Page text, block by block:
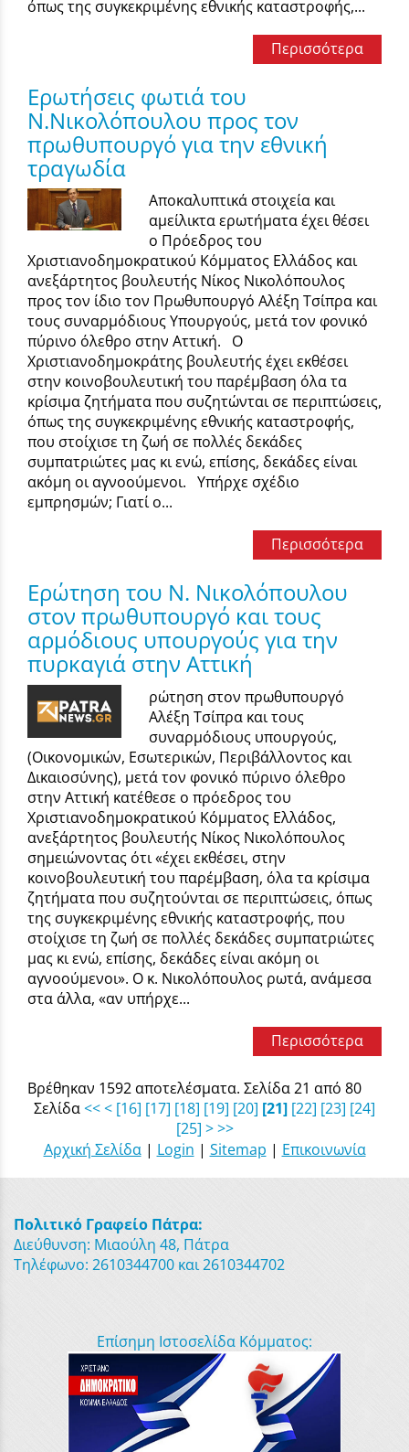
όπως της συγκεκριμένης εθνικής καταστροφής,...
Περισσότερα
Ερωτήσεις φωτιά του
Ν.Νικολόπουλου προς τον
πρωθυπουργό για την εθνική
τραγωδία
Αποκαλυπτικά στοιχεία και
αμείλικτα ερωτήματα έχει θέσει
ο Πρόεδρος του
Χριστιανοδημοκρατικού Κόμματος Ελλάδος και
ανεξάρτητος βουλευτής Νίκος Νικολόπουλος
προς τον ίδιο τον Πρωθυπουργό Αλέξη Τσίπρα και
τους συναρμόδιους Υπουργούς, μετά τον φονικό
πύρινο όλεθρο στην Αττική. Ο
Χριστιανοδημοκράτης βουλευτής έχει εκθέσει
στην κοινοβουλευτική του παρέμβαση όλα τα
κρίσιμα ζητήματα που συζητώνται σε περιπτώσεις,
όπως της συγκεκριμένης εθνικής καταστροφής,
που στοίχισε τη ζωή σε πολλές δεκάδες
συμπατριώτες μας κι ενώ, επίσης, δεκάδες είναι
ακόμη οι αγνοούμενοι. Υπήρχε σχέδιο
εμπρησμών; Γιατί ο...
Περισσότερα
Ερώτηση του Ν. Νικολόπουλου
στον πρωθυπουργό και τους
αρμόδιους υπουργούς για την
πυρκαγιά στην Αττική
ρώτηση στον πρωθυπουργό
Αλέξη Τσίπρα και τους
συναρμόδιους υπουργούς,
(Οικονομικών, Εσωτερικών, Περιβάλλοντος και
Δικαιοσύνης), μετά τον φονικό πύρινο όλεθρο
στην Αττική κατέθεσε ο πρόεδρος του
Χριστιανοδημοκρατικού Κόμματος Ελλάδος,
ανεξάρτητος βουλευτής Νίκος Νικολόπουλος
σημειώνοντας ότι «έχει εκθέσει, στην
κοινοβουλευτική του παρέμβαση, όλα τα κρίσιμα
ζητήματα που συζητούνται σε περιπτώσεις, όπως
της συγκεκριμένης εθνικής καταστροφής, που
στοίχισε τη ζωή σε πολλές δεκάδες συμπατριώτες
μας κι ενώ, επίσης, δεκάδες είναι ακόμη οι
αγνοούμενοι». Ο κ. Νικολόπουλος ρωτά, ανάμεσα
στα άλλα, «αν υπήρχε...
Περισσότερα
Βρέθηκαν 1592 αποτελέσματα. Σελίδα 21 από 80
Σελίδα<<< [16] [17] [18] [19] [20] [21] [22] [23] [24]
[25] > >>
Αρχική Σελίδα| Login | Sitemap | Επικοινωνία
Πολιτικό Γραφείο Πάτρα:
Διεύθυνση: Μιαούλη 48, Πάτρα
Τηλέφωνο: 2610344700 και 2610344702
Επίσημη Ιστοσελίδα Κόμματος: